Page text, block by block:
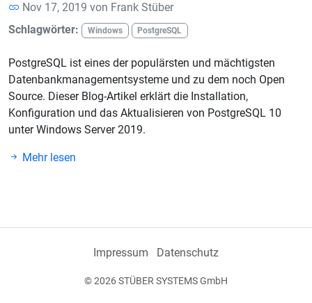
Nov 17, 2019 von Frank Stüber
Schlagwörter:
Windows PostgreSQL
PostgreSQL ist eines der populärsten und mächtigsten
Datenbankmanagementsysteme und zu dem noch Open
Source. Dieser Blog-Artikel erklärt die Installation,
Konfiguration und das Aktualisieren von PostgreSQL 10
unter Windows Server 2019.
Mehr lesen
Impressum Datenschutz
© 2026 STÜBER SYSTEMS GmbH